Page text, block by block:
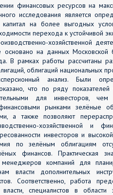
финансовых ресурсов на
исследования является
на более выгодных
перехода к устойчивой
хозяйственной
основано на данных Московской
В рамках работы рассчитаны
облигаций национальных
анализ. Были
что по ряду показателей
для инвесторов, чем
рынками зелёные
а также позволяют
хозяйственной и
инвесторов и
по зелёным облигациям
финансов. Практическая
компаний для
власти дополнительных
Соответственно, работа
специалистов в области